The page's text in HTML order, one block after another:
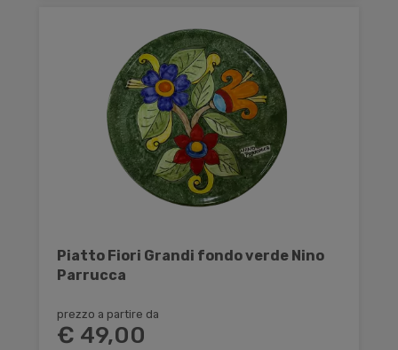
Piatto Fiori Grandi fondo verde Nino
Parrucca
prezzo a partire da
€ 49,00